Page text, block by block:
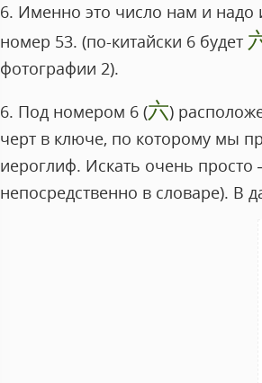
6. Именно это число нам и
номер 53. (по-китайски 6 будет
фотографии 2).
6. Под номером 6 (六)
черт в ключе, по которому мы
иероглиф. Искать очень
непосредственно в словаре). В